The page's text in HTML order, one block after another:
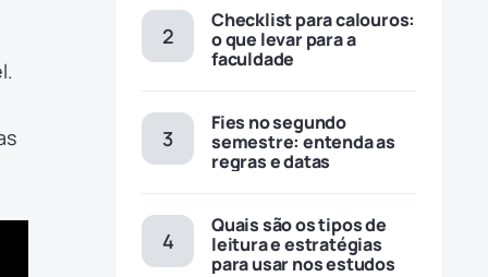
Checklist para calouros:
o que levar para a
faculdade
Fies no segundo
semestre: entenda as
regras e datas
Quais são os tipos de
leitura e estratégias
para usar nos estudos